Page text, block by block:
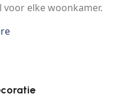
voor elke woonkamer.